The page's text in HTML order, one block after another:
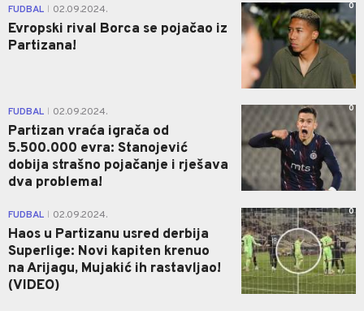
FUDBAL 02.09.2024.
Evropski rival Borca se pojačao iz
Partizana!
0
FUDBAL 02.09.2024.
Partizan vraća igrača od
5.500.000 evra: Stanojević
dobija strašno pojačanje i rješava
dva problema!
0
FUDBAL 02.09.2024.
Haos u Partizanu usred derbija
Superlige: Novi kapiten krenuo
na Arijagu, Mujakić ih rastavljao!
(VIDEO)
0